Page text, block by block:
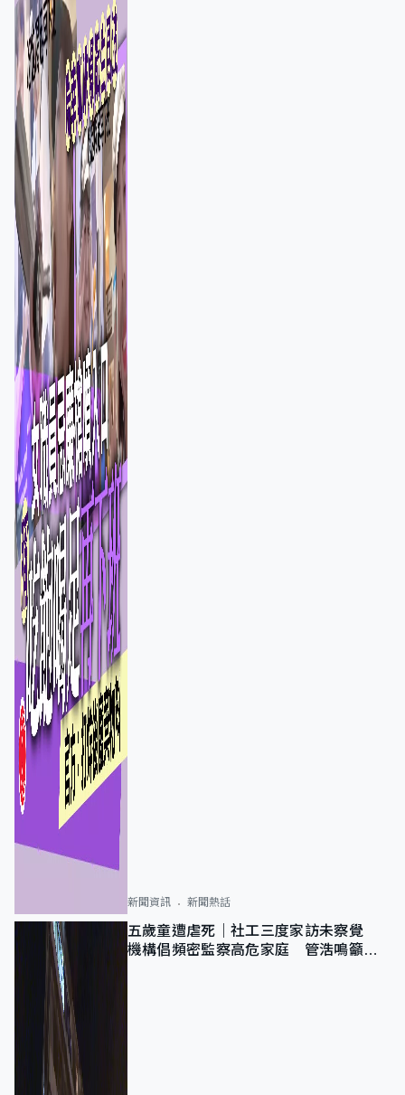
新聞資訊 新聞熱話
五歲童遭虐死｜社工三度家訪未察覺
機構倡頻密監察高危家庭 管浩鳴籲加